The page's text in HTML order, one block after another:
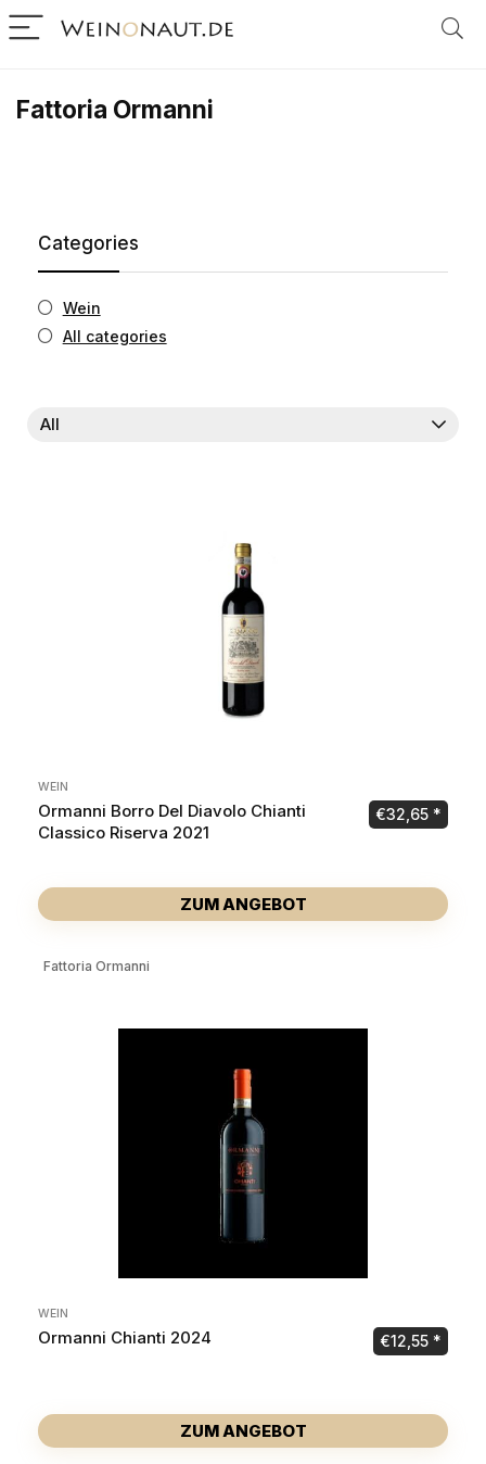
Fattoria Ormanni
Categories
Wein
All categories
All
WEIN
Ormanni Borro Del Diavolo Chianti
Classico Riserva 2021
€32,65
ZUM ANGEBOT
Fattoria Ormanni
WEIN
Ormanni Chianti 2024 €12,55
ZUM ANGEBOT